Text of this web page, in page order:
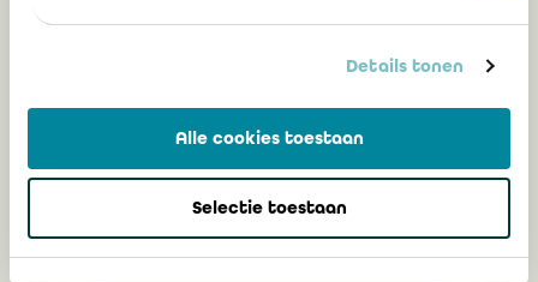
Details tonen
Alle cookies toestaan
Selectie toestaan
ontwerpadvies “Winstuitkering: de
nieuwe uitkeringstesten voor de BV en
26 december 2024